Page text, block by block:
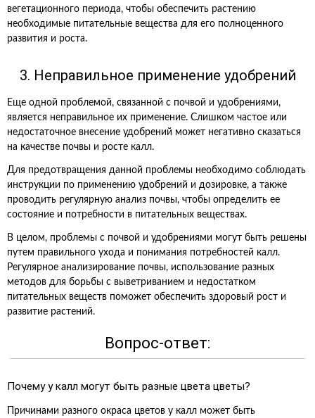
вегетационного периода, чтобы обеспечить растению
необходимые питательные вещества для его полноценного
развития и роста.
3. Неправильное применение удобрений
Еще одной проблемой, связанной с почвой и удобрениями,
является неправильное их применение. Слишком частое или
недостаточное внесение удобрений может негативно сказаться
на качестве почвы и росте калл.
Для предотвращения данной проблемы необходимо соблюдать
инструкции по применению удобрений и дозировке, а также
проводить регулярную анализ почвы, чтобы определить ее
состояние и потребности в питательных веществах.
В целом, проблемы с почвой и удобрениями могут быть решены
путем правильного ухода и понимания потребностей калл.
Регулярное анализирование почвы, использование разных
методов для борьбы с выветриванием и недостатком
питательных веществ поможет обеспечить здоровый рост и
развитие растений.
Вопрос-ответ:
Почему у калл могут быть разные цвета цветы?
Причинами разного окраса цветов у калл может быть